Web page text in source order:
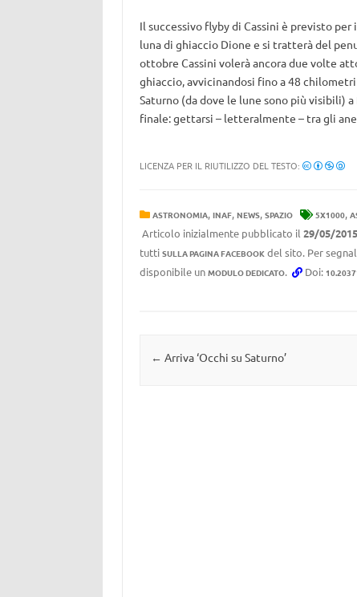
Il successivo flyby di Cassini è previsto
luna di ghiaccio Dione e si tratterà del
ottobre Cassini volerà ancora due volte
ghiaccio, avvicinandosi fino a 48
Saturno (da dove le lune sono più visibili)
finale: gettarsi – letteralmente – tra gli
LICENZA PER IL RIUTILIZZO DEL TESTO:
ASTRONOMIA, INAF, NEWS, SPAZIO 5X1000,
Articolo inizialmente pubblicato il 29/05/2015
tutti SULLA PAGINA FACEBOOKdel sito. Per
disponibile un MODULO DEDICATO. Doi:
Navigazione articolo
← Arriva ‘Occhi su Saturno’